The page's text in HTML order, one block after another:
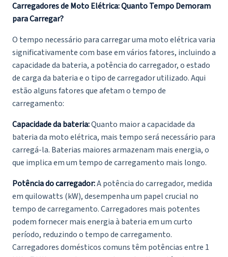
Carregadores de Moto Elétrica: Quanto Tempo Demoram
para Carregar?
O tempo necessário para carregar uma moto elétrica varia
significativamente com base em vários fatores, incluindo a
capacidade da bateria, a potência do carregador, o estado
de carga da bateria e o tipo de carregador utilizado. Aqui
estão alguns fatores que afetam o tempo de
carregamento:
Capacidade da bateria:Quanto maior a capacidade da
bateria da moto elétrica, mais tempo será necessário para
carregá-la. Baterias maiores armazenam mais energia, o
que implica em um tempo de carregamento mais longo.
Potência do carregador:A potência do carregador, medida
em quilowatts (kW), desempenha um papel crucial no
tempo de carregamento. Carregadores mais potentes
podem fornecer mais energia à bateria em um curto
período, reduzindo o tempo de carregamento.
Carregadores domésticos comuns têm potências entre 1